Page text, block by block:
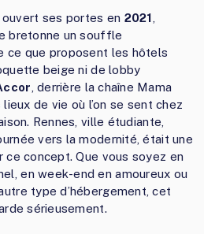
ouvert ses portes en 2021
bretonne un souffle
ce que proposent les hôtels
beige ni de lobby
, derrière la chaîne Mama
de vie où l’on se sent chez
Rennes, ville étudiante,
vers la modernité, était une
concept. Que vous soyez en
en week-end en amoureux ou
type d’hébergement, cet
sérieusement.